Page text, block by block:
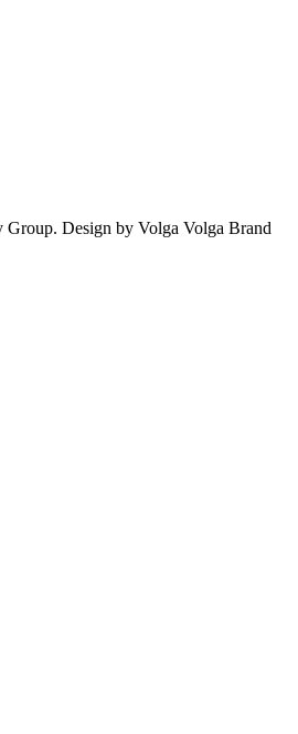
Design by Volga Volga Brand